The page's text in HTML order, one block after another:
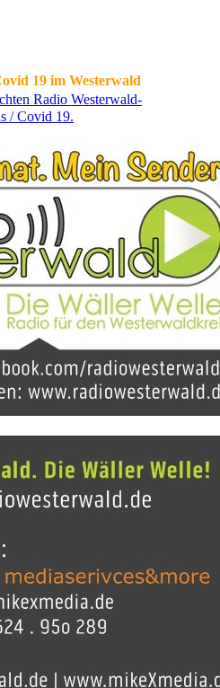
19 im Westerwald
Radio Westerwald-
/ Covid 19.